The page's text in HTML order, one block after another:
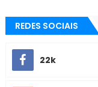
REDES SOCIAIS
22k